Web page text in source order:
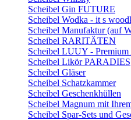
Scheibel Gin FUTURE
Scheibel Wodka - it s
Scheibel Manufaktur (auf
Scheibel RARITÄTEN
Scheibel LUUY -
Scheibel Likör PARADIES
Scheibel Gläser
Scheibel Schatzkammer
Scheibel Geschenkhüllen
Scheibel Magnum mit
Scheibel Spar-Sets und